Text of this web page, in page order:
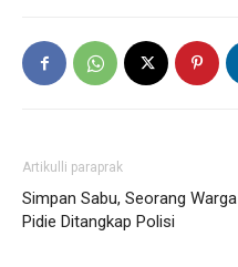
Artikulli paraprak
Simpan Sabu, Seorang Warga
Pidie Ditangkap Polisi